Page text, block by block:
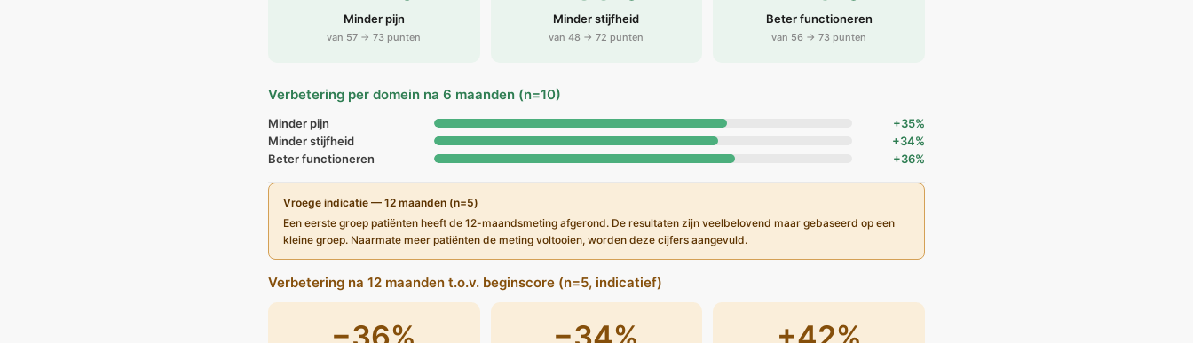
Minder pijn
van 57 → 73 punten
Minder stijfheid
van 48 → 72 punten
Beter functioneren
van 56 → 73 punten
Verbetering per domein na 6 maanden (n=10)
Minder pijn
+35%
Minder stijfheid
+34%
Beter functioneren
+36%
Vroege indicatie — 12 maanden (n=5)
Een eerste groep patiënten heeft de 12-maandsmeting afgerond. De resultaten zijn veelbelovend maar gebaseerd op een
kleine groep. Naarmate meer patiënten de meting voltooien, worden deze cijfers aangevuld.
Verbetering na 12 maanden t.o.v. beginscore (n=5, indicatief)